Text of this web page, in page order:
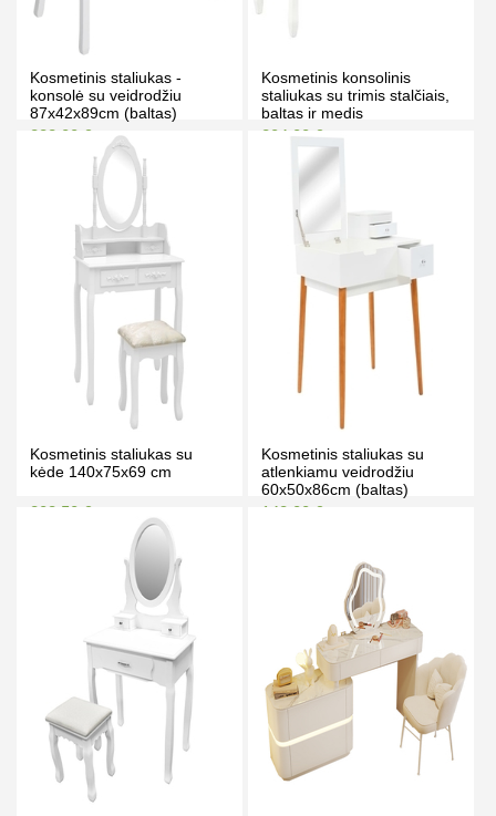
Kosmetinis staliukas -
konsolė su veidrodžiu
87x42x89cm (baltas)
282.00 €
Kaina prisijungus
292.00 €
PIRKTI
Kosmetinis konsolinis
staliukas su trimis stalčiais,
baltas ir medis
204.00 €
Kaina prisijungus
217.00 €
Kosmetinis staliukas su
kėde 140x75x69 cm
203.50 €
Kaina prisijungus
PIRKTI
Kosmetinis staliukas su
atlenkiamu veidrodžiu
60x50x86cm (baltas)
148.00 €
PIRKTI